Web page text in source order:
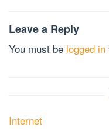
Leave a Reply
You must be logged in
Internet